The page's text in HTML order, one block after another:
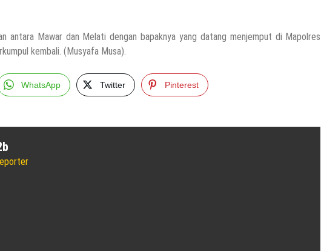
antara Mawar dan Melati dengan bapaknya yang datang menjemput di Mapolres
kembali. (Musyafa Musa).
WhatsApp Twitter Pinterest